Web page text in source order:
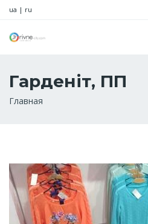
ua | ru
Гарденіт, ПП
Строка
Главная